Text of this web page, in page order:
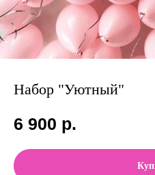
Набор "Уютный"
6 900 р.